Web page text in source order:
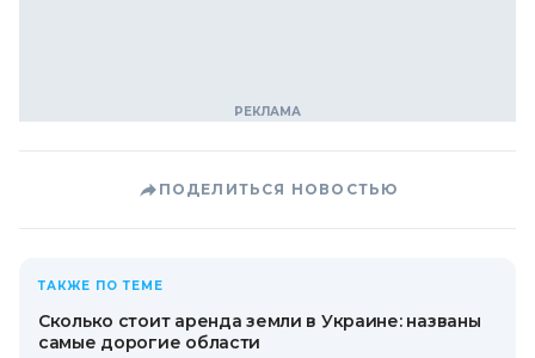
ПОДЕЛИТЬСЯ НОВОСТЬЮ
ТАКЖЕ ПО ТЕМЕ
Сколько стоит аренда земли в Украине: названы
самые дорогие области